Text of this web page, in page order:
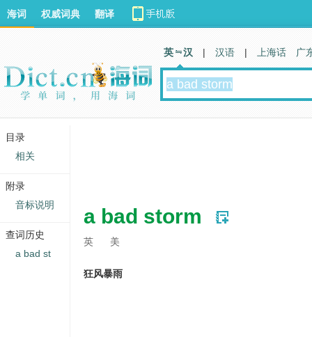
a bad storm
英 美
狂风暴雨
海词 权威词典 翻译
英 汉 | 汉语 | 上海话 广
目录
相关
附录
音标说明
查词历史
a bad st